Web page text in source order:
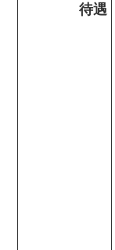
待遇